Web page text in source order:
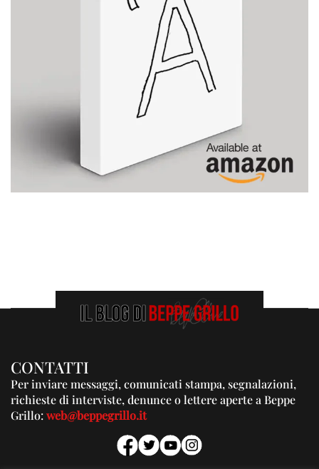
CONTATTI
Per inviare messaggi, comunicati stampa, segnalazioni,
richieste di interviste, denunce o lettere aperte a Beppe
Grillo:web@beppegrillo.it